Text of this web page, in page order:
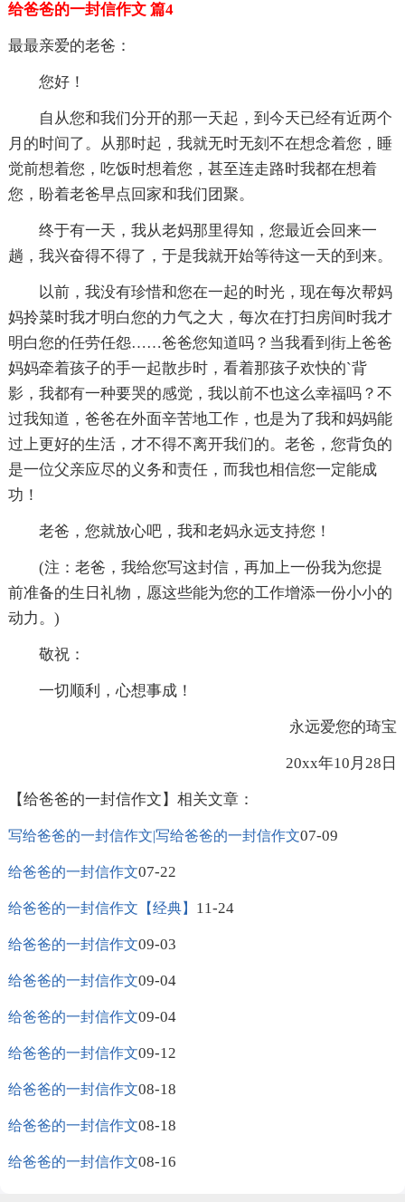
给爸爸的一封信作文 篇4
最最亲爱的老爸：
您好！
自从您和我们分开的那一天起，到今天已经有近两个
月的时间了。从那时起，我就无时无刻不在想念着您，睡
觉前想着您，吃饭时想着您，甚至连走路时我都在想着
您，盼着老爸早点回家和我们团聚。
终于有一天，我从老妈那里得知，您最近会回来一
趟，我兴奋得不得了，于是我就开始等待这一天的到来。
以前，我没有珍惜和您在一起的时光，现在每次帮妈
妈拎菜时我才明白您的力气之大，每次在打扫房间时我才
明白您的任劳任怨……爸爸您知道吗？当我看到街上爸爸
妈妈牵着孩子的手一起散步时，看着那孩子欢快的`背
影，我都有一种要哭的感觉，我以前不也这么幸福吗？不
过我知道，爸爸在外面辛苦地工作，也是为了我和妈妈能
过上更好的生活，才不得不离开我们的。老爸，您背负的
是一位父亲应尽的义务和责任，而我也相信您一定能成
功！
老爸，您就放心吧，我和老妈永远支持您！
(注：老爸，我给您写这封信，再加上一份我为您提
前准备的生日礼物，愿这些能为您的工作增添一份小小的
动力。)
敬祝：
一切顺利，心想事成！
永远爱您的琦宝
20xx年10月28日
【给爸爸的一封信作文】相关文章：
写给爸爸的一封信作文|写给爸爸的一封信作文07-09
给爸爸的一封信作文07-22
给爸爸的一封信作文【经典】 11-24
给爸爸的一封信作文09-03
给爸爸的一封信作文09-04
给爸爸的一封信作文09-04
给爸爸的一封信作文09-12
给爸爸的一封信作文08-18
给爸爸的一封信作文08-18
给爸爸的一封信作文08-16